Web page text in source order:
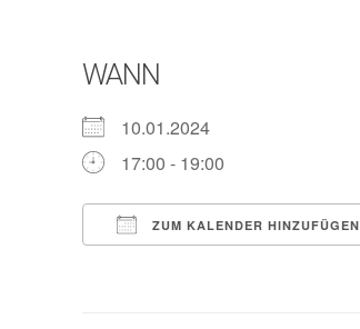
WANN
10.01.2024
17:00 - 19:00
ZUM KALENDER HINZUFÜGEN